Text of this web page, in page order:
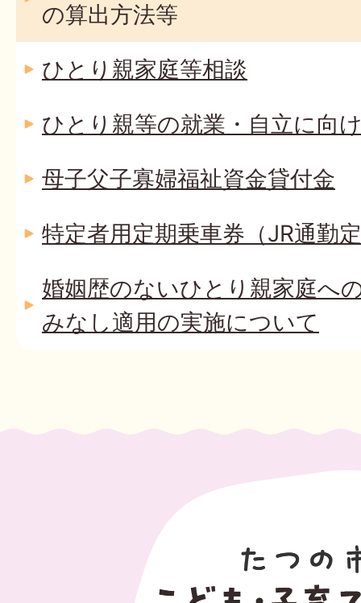
の算出方法等
ひとり親家庭等相談
ひとり親等の就業・自立に向
母子父子寡婦福祉資金貸付金
特定者用定期乗車券（JR通勤
婚姻歴のないひとり親家庭へ
みなし適用の実施について